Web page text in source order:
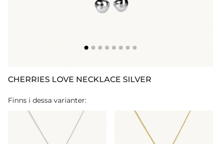
CHERRIES LOVE NECKLACE SILVER
Finns i dessa varianter: